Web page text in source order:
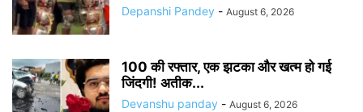
Depanshi Pandey - August 6, 2026
100 की रफ्तार, एक झटका और खत्म हो गई
जिंदगी! अतीक...
Devanshu panday - August 6, 2026